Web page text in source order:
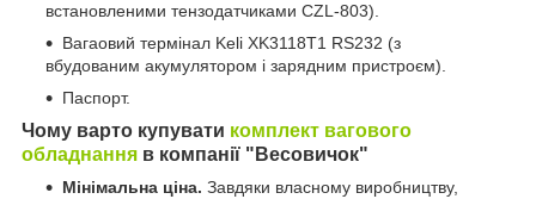
встановленими тензодатчиками CZL-803).
Вагаовий термінал Keli XK3118Т1 RS232 (з
вбудованим акумулятором і зарядним пристроєм).
Паспорт.
Чому варто купувати комплект вагового
обладнання в компанії "Весовичок"
Мінімальна ціна. Завдяки власному виробництву,